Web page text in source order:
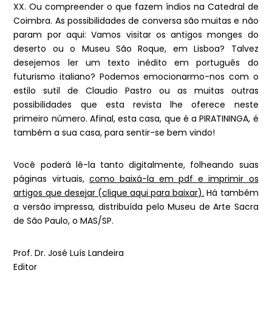
XX. Ou compreender o que fazem índios na Catedral de
Coimbra. As possibilidades de conversa são muitas e não
param por aqui: Vamos visitar os antigos monges do
deserto ou o Museu São Roque, em Lisboa? Talvez
desejemos ler um texto inédito em português do
futurismo italiano? Podemos emocionarmo-nos com o
estilo sutil de Claudio Pastro ou as muitas outras
possibilidades que esta revista lhe oferece neste
primeiro número. Afinal, esta casa, que é a PIRATININGA, é
também a sua casa, para sentir-se bem vindo!
Você poderá lê-la tanto digitalmente, folheando suas
páginas virtuais, como baixá-la em pdf e imprimir os
artigos que desejar (clique aqui para baixar). Há também
a versão impressa, distribuída pelo Museu de Arte Sacra
de São Paulo, o MAS/SP.
Prof. Dr. José Luís Landeira
Editor